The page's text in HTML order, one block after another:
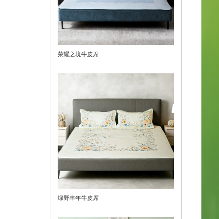
荣耀之境牛皮席
绿野丰年牛皮席